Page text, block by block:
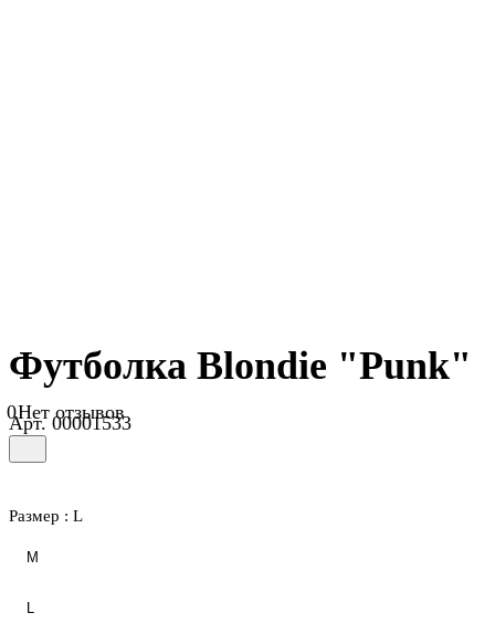
Футболка Blondie "Punk"
0Нет отзывов
Арт. 00001533
Размер : L
M